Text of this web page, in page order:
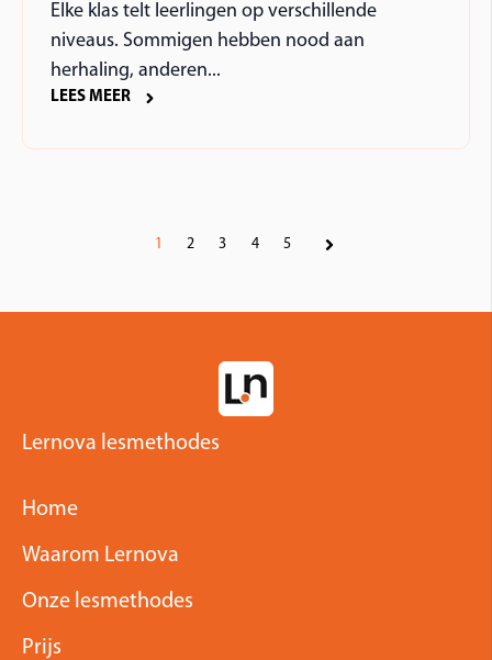
Elke klas telt leerlingen op verschillende
niveaus. Sommigen hebben nood aan
herhaling, anderen...
LEES MEER
1 2 3 4 5
Volgende
Lernova lesmethodes
Home
Waarom Lernova
Onze lesmethodes
Prijs